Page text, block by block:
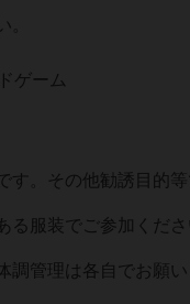
。
ゲーム
す。その他勧誘目的
る服装でご参加くだ
調管理は各自でお願